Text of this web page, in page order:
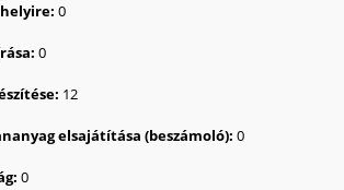
0
0
12
elsajátítása (beszámoló):0
0